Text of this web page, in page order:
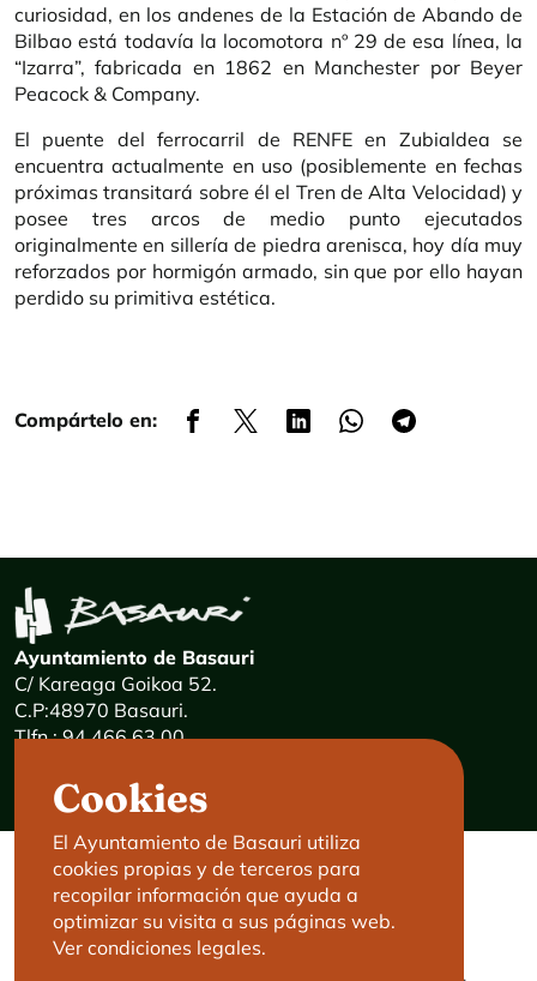
curiosidad, en los andenes de la Estación de Abando de
Bilbao está todavía la locomotora nº 29 de esa línea, la
“Izarra”, fabricada en 1862 en Manchester por Beyer
Peacock & Company.
El puente del ferrocarril de RENFE en Zubialdea se
encuentra actualmente en uso (posiblemente en fechas
próximas transitará sobre él el Tren de Alta Velocidad) y
posee tres arcos de medio punto ejecutados
originalmente en sillería de piedra arenisca, hoy día muy
reforzados por hormigón armado, sin que por ello hayan
perdido su primitiva estética.
Compártelo en:
Cookies
El Ayuntamiento de Basauri utiliza
cookies propias y de terceros para
recopilar información que ayuda a
optimizar su visita a sus páginas web.
Ver condiciones legales.
Ayuntamiento de Basauri
C/ Kareaga Goikoa 52.
C.P:48970 Basauri.
Tlfn.: 94 466 63 00
E-mail: haz@basauri.eus
CONTACTO
Basauri le atiende
Cita previa
LEGAL
Aviso legal